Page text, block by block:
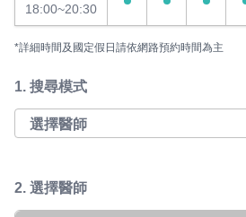
18:00~20:30
*詳細時間及國定假日請依網路預約時間為主
1. 搜尋模式
2. 選擇醫師